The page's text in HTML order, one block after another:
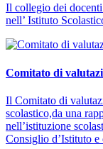
Il collegio dei
nell’ Istituto
Comitato di
Il Comitato di
scolastico,da una
nell’istituzione
Consiglio d’Istituto e